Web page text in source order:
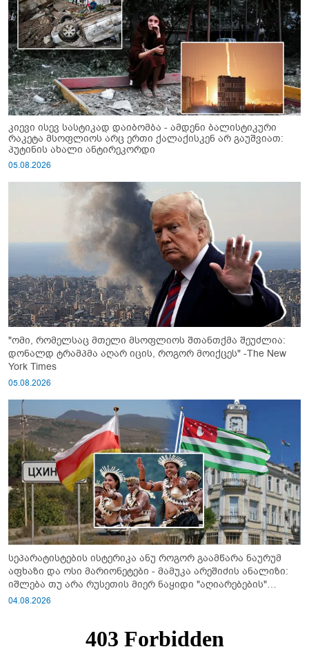
კიევი ისევ სასტიკად დაიბომბა - ამდენი ბალისტიკური
რაკეტა მსოფლიოს არც ერთი ქალაქისკენ არ გაუშვიათ:
პუტინის ახალი ანტირეკორდი
05.08.2026
"ომი, რომელსაც მთელი მსოფლიოს შთანთქმა შეუძლია:
დონალდ ტრამპმა აღარ იცის, როგორ მოიქცეს" -The New
York Times
05.08.2026
სეპარატისტების ისტერიკა ანუ როგორ გაამწარა ნაურუმ
აფხაზი და ოსი მარიონეტები - მამუკა არეშიძის ანალიზი:
იშლება თუ არა რუსეთის მიერ ნაყიდი "აღიარებების"
სისტემა?!
04.08.2026